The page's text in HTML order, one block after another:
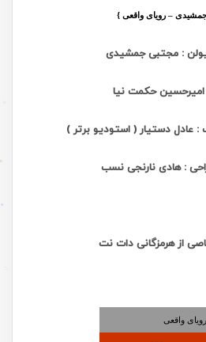
– رویای واقعی }
: مجتبی جمشیدی
حکمت نیا
دستیار ( استودیو برتر )
: هادی نارنجی نسب
از هرمزگانی دات نت
واقعی